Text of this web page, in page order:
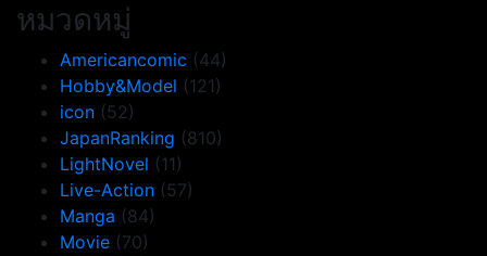
หมวดหมู่
Americancomic (44)
Hobby&Model (121)
icon (52)
JapanRanking (810)
LightNovel (11)
Live-Action (57)
Manga (84)
Movie (70)